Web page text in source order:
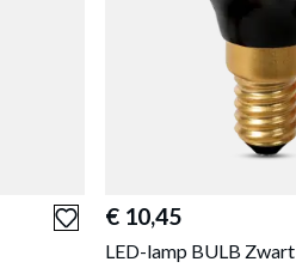
€ 10,45
LED-lamp BULB Zwart